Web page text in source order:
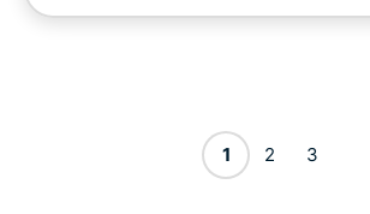
1 2 3